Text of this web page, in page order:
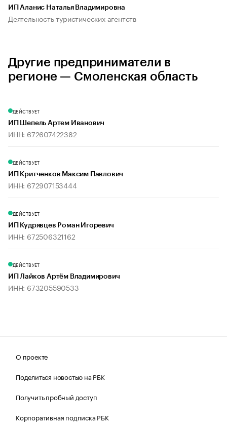
ИП Аланис Наталья Владимировна
Деятельность туристических агентств
Другие предприниматели в
регионе — Смоленская область
ДЕЙСТВУЕТ
ИП Шепель Артем Иванович
ИНН: 672607422382
ДЕЙСТВУЕТ
ИП Критченков Максим Павлович
ИНН: 672907153444
ДЕЙСТВУЕТ
ИП Кудрявцев Роман Игоревич
ИНН: 672506321162
ДЕЙСТВУЕТ
ИП Лайков Артём Владимирович
ИНН: 673205590533
О проекте
Поделиться новостью на РБК
Получить пробный доступ
Корпоративная подписка РБК